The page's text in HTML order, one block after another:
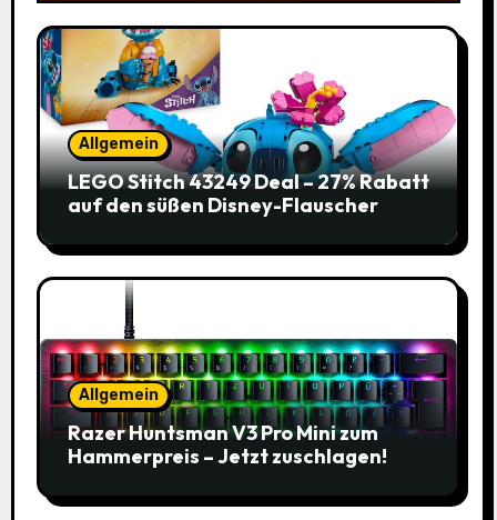
Allgemein
LEGO Stitch 43249 Deal – 27% Rabatt
auf den süßen Disney-Flauscher
Allgemein
Razer Huntsman V3 Pro Mini zum
Hammerpreis – Jetzt zuschlagen!